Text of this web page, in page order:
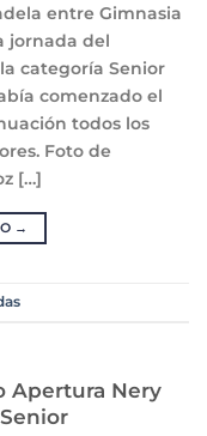
entre Gimnasia
jornada del
categoría Senior
comenzado el
todos los
Foto de
[…]
→
Apertura Nery